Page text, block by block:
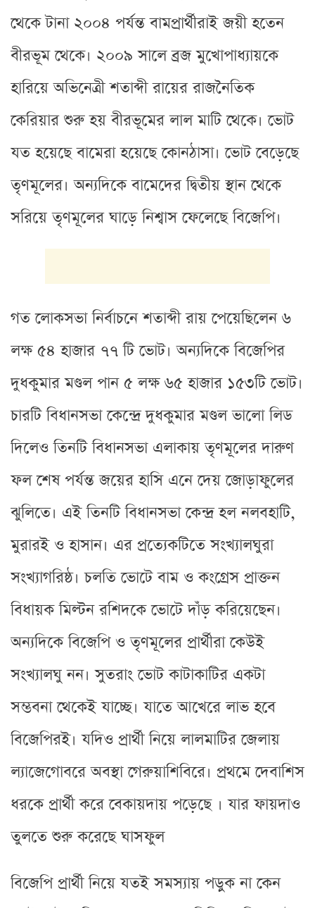
থেকে টানা ২০০৪ পর্যন্ত বামপ্রার্থীরাই জয়ী হতেন
বীরভূম থেকে। ২০০৯ সালে ব্রজ মুখোপাধ্যায়কে
হারিয়ে অভিনেত্রী শতাব্দী রায়ের রাজনৈতিক
কেরিয়ার শুরু হয় বীরভূমের লাল মাটি থেকে। ভোট
যত হয়েছে বামেরা হয়েছে কোনঠাসা। ভোট বেড়েছে
তৃণমূলের। অন্যদিকে বামেদের দ্বিতীয় স্থান থেকে
সরিয়ে তৃণমূলের ঘাড়ে নিশ্বাস ফেলেছে বিজেপি।
গত লোকসভা নির্বাচনে শতাব্দী রায় পেয়েছিলেন ৬
লক্ষ ৫৪ হাজার ৭৭ টি ভোট। অন্যদিকে বিজেপির
দুধকুমার মণ্ডল পান ৫ লক্ষ ৬৫ হাজার ১৫৩টি ভোট।
চারটি বিধানসভা কেন্দ্রে দুধকুমার মণ্ডল ভালো লিড
দিলেও তিনটি বিধানসভা এলাকায় তৃণমূলের দারুণ
ফল শেষ পর্যন্ত জয়ের হাসি এনে দেয় জোড়াফুলের
ঝুলিতে। এই তিনটি বিধানসভা কেন্দ্র হল নলবহাটি,
মুরারই ও হাসান। এর প্রত্যেকটিতে সংখ্যালঘুরা
সংখ্যাগরিষ্ঠ। চলতি ভোটে বাম ও কংগ্রেস প্রাক্তন
বিধায়ক মিল্টন রশিদকে ভোটে দাঁড় করিয়েছেন।
অন্যদিকে বিজেপি ও তৃণমূলের প্রার্থীরা কেউই
সংখ্যালঘু নন। সুতরাং ভোট কাটাকাটির একটা
সম্ভবনা থেকেই যাচ্ছে। যাতে আখেরে লাভ হবে
বিজেপিরই। যদিও প্রার্থী নিয়ে লালমাটির জেলায়
ল্যাজেগোবরে অবস্থা গেরুয়াশিবিরে। প্রথমে দেবাশিস
ধরকে প্রার্থী করে বেকায়দায় পড়েছে । যার ফায়দাও
তুলতে শুরু করেছে ঘাসফুল
বিজেপি প্রার্থী নিয়ে যতই সমস্যায় পড়ুক না কেন